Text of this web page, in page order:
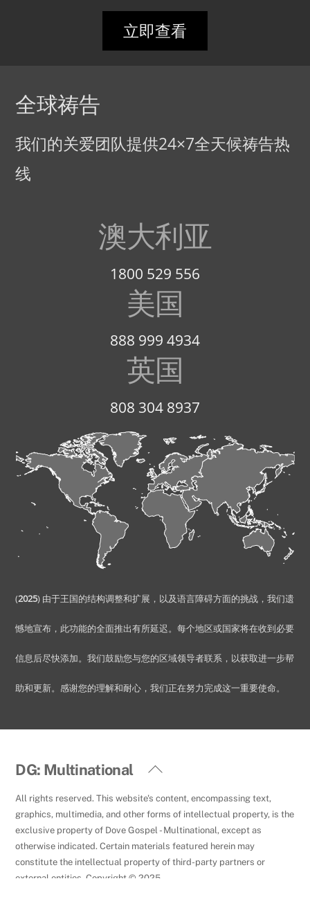
立即查看
全球祷告
我们的关爱团队提供24×7全天候祷告热
线
澳大利亚
1800 529 556
美国
888 999 4934
英国
808 304 8937
(2025) 由于王国的结构调整和扩展，以及语言障碍方面的挑战，我们遗
憾地宣布，此功能的全面推出有所延迟。每个地区或国家将在收到必要
信息后尽快添加。我们鼓励您与您的区域领导者联系，以获取进一步帮
助和更新。感谢您的理解和耐心，我们正在努力完成这一重要使命。
Back
Top
DG: Multinational
All rights reserved. This website's content, encompassing text,
graphics, multimedia, and other forms of intellectual property, is the
exclusive property of Dove Gospel - Multinational, except as
otherwise indicated. Certain materials featured herein may
constitute the intellectual property of third-party partners or
external entities. Copyright © 2025.